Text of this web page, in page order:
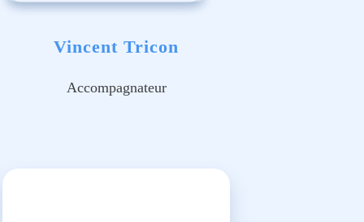
Vincent Tricon
Accompagnateur